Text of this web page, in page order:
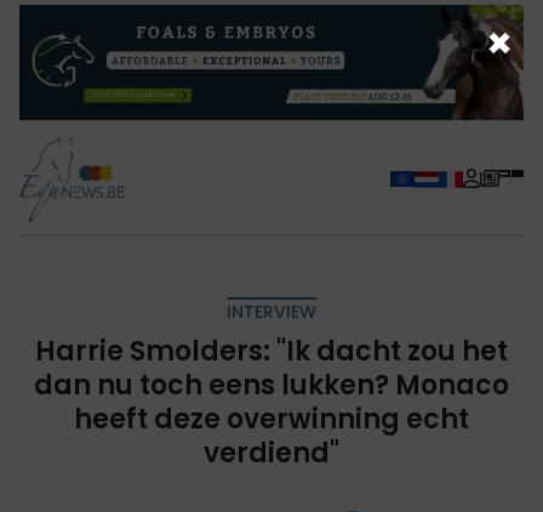
INTERVIEW
Harrie Smolders: "Ik dacht zou het
dan nu toch eens lukken? Monaco
heeft deze overwinning echt
verdiend"
×